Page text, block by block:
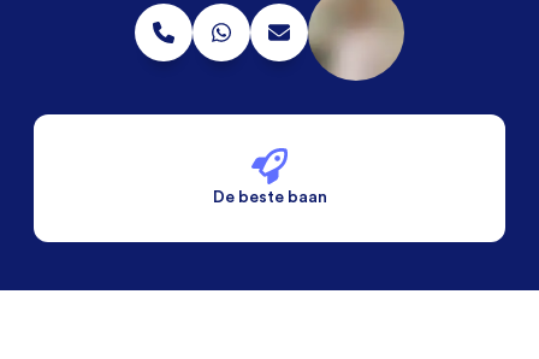
De beste baan